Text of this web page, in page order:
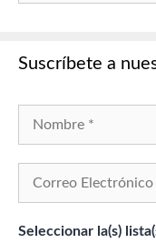
Suscríbete a
Seleccionar la(s)